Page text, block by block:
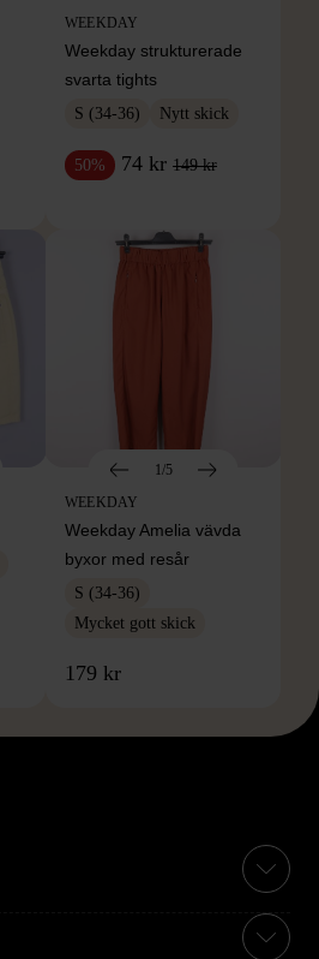
WEEKDAY
Weekday strukturerade
svarta tights
S (34-36) Nytt skick
50% 74 kr 149 kr
1/5
WEEKDAY
Weekday Amelia vävda
byxor med resår
S (34-36)
Mycket gott skick
179 kr